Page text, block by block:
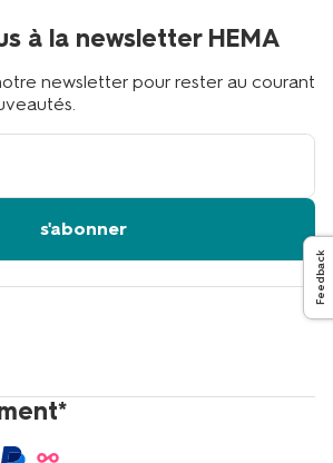
à la newsletter HEMA
newsletter pour rester au courant
s'abonner
Feedback